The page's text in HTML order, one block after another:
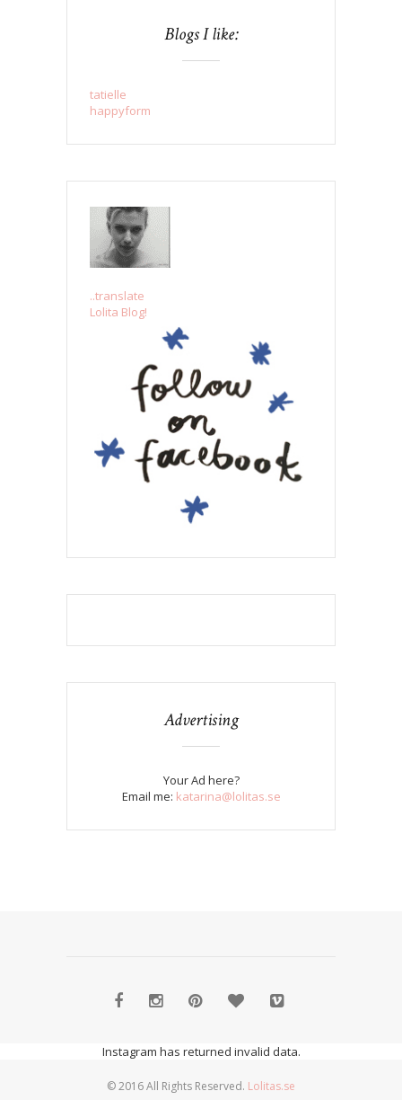
Blogs I like:
tatielle
happyform
..translate
Lolita Blog!
Advertising
Your Ad here?
Email me: katarina@lolitas.se
Instagram has returned invalid data.
© 2016 All Rights Reserved. Lolitas.se